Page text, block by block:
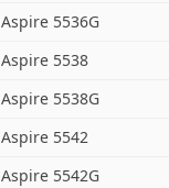
Aspire 5536G
Aspire 5538
Aspire 5538G
Aspire 5542
Aspire 5542G